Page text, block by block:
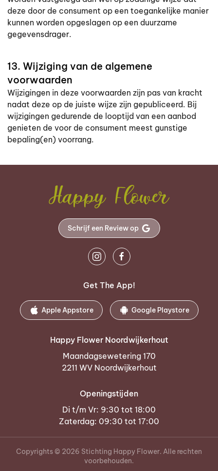
deze door de consument op een toegankelijke manier
kunnen worden opgeslagen op een duurzame
gegevensdrager.
13. Wijziging van de algemene
voorwaarden
Wijzigingen in deze voorwaarden zijn pas van kracht
nadat deze op de juiste wijze zijn gepubliceerd. Bij
wijzigingen gedurende de looptijd van een aanbod
genieten de voor de consument meest gunstige
bepaling(en) voorrang.
Schrijf een Review op
Get The App!
Apple Appstore Google Playstore
Happy Flower Noordwijkerhout
Maandagsewetering 170
2211 WV Noordwijkerhout
Openingstijden
Di t/m Vr: 9:30 tot 18:00
Zaterdag: 09:30 tot 17:00
Copyrights © 2026 Stichting Happy Flower. Alle rechten
voorbehouden.